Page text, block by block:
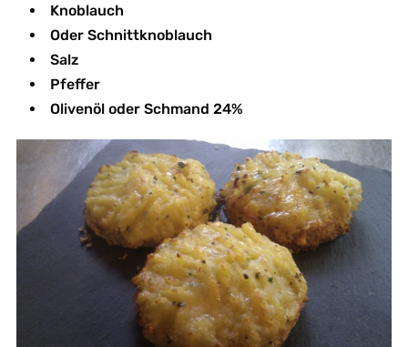
Knoblauch
Oder Schnittknoblauch
Salz
Pfeffer
Olivenöl oder Schmand 24%